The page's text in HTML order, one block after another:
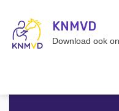
InloggenKNMVD
Download ook